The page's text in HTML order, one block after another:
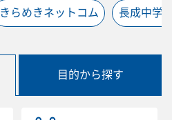
きらめきネットコム 長成中学
目的から探す